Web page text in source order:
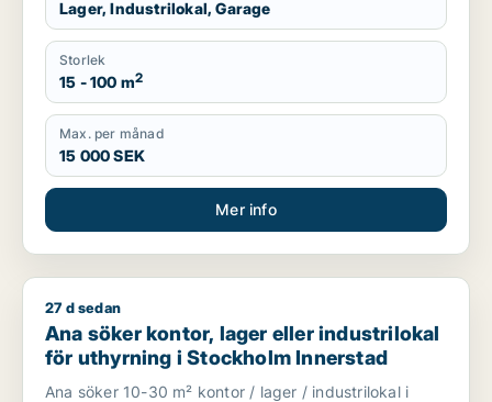
Lager, Industrilokal, Garage
Storlek
15 - 100 m2
Max. per månad
15 000 SEK
Mer info
Ana söker kontor, lager eller industrilokal för uthyrning i
27 d sedan
Ana söker kontor, lager eller industrilokal
för uthyrning i Stockholm Innerstad
Ana söker 10-30 m² kontor / lager / industrilokal i